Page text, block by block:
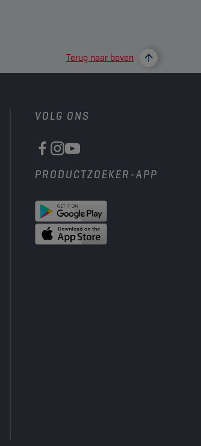
Terug naar boven
VOLG ONS
PRODUCTZOEKER-APP